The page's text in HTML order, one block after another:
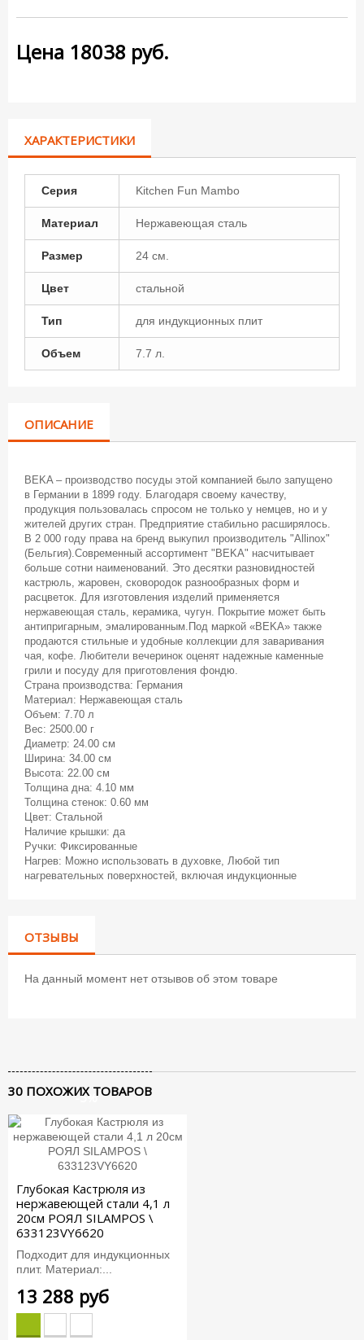
Цена 18038 руб.
ХАРАКТЕРИСТИКИ
Серия Kitchen Fun Mambo
Материал Нержавеющая сталь
Размер 24 см.
Цвет стальной
Тип для индукционных плит
Объем 7.7 л.
ОПИСАНИЕ
BEKA – производство посуды этой компанией было запущено
в Германии в 1899 году. Благодаря своему качеству,
продукция пользовалась спросом не только у немцев, но и у
жителей других стран. Предприятие стабильно расширялось.
В 2 000 году права на бренд выкупил производитель "Allinox"
(Бельгия).Современный ассортимент "BEKA" насчитывает
больше сотни наименований. Это десятки разновидностей
кастрюль, жаровен, сковородок разнообразных форм и
расцветок. Для изготовления изделий применяется
нержавеющая сталь, керамика, чугун. Покрытие может быть
антипригарным, эмалированным.Под маркой «BEKA» также
продаются стильные и удобные коллекции для заваривания
чая, кофе. Любители вечеринок оценят надежные каменные
грили и посуду для приготовления фондю.
Страна производства: Германия
Материал: Нержавеющая сталь
Объем: 7.70 л
Вес: 2500.00 г
Диаметр: 24.00 см
Ширина: 34.00 см
Высота: 22.00 см
Толщина дна: 4.10 мм
Толщина стенок: 0.60 мм
Цвет: Стальной
Наличие крышки: да
Ручки: Фиксированные
Нагрев: Можно использовать в духовке, Любой тип
нагревательных поверхностей, включая индукционные
ОТЗЫВЫ
На данный момент нет отзывов об этом товаре
30 ПОХОЖИХ ТОВАРОВ
Глубокая Кастрюля из
нержавеющей стали 4,1 л
20см РОЯЛ SILAMPOS \
633123VY6620
Подходит для индукционных
плит. Материал:...
13 288 руб
-5%